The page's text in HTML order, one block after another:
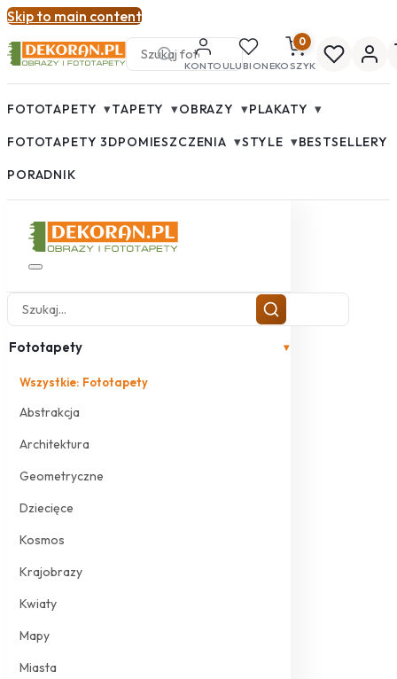
Skip to main content
KONTOULUBIONE
0
KOSZYK
FOTOTAPETY ▾TAPETY ▾OBRAZY ▾PLAKATY ▾
FOTOTAPETY 3DPOMIESZCZENIA ▾STYLE ▾BESTSELLERY
PORADNIK
Fototapety ▾
Wszystkie: Fototapety
Abstrakcja
Architektura
Geometryczne
Dziecięce
Kosmos
Krajobrazy
Kwiaty
Mapy
Miasta